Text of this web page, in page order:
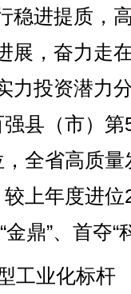
稳进提质，
展，奋力走
力投资潜力
县（市）
全省高质
上年度进位
鼎”、首夺“
工业化标杆